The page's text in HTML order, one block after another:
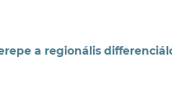
a regionális